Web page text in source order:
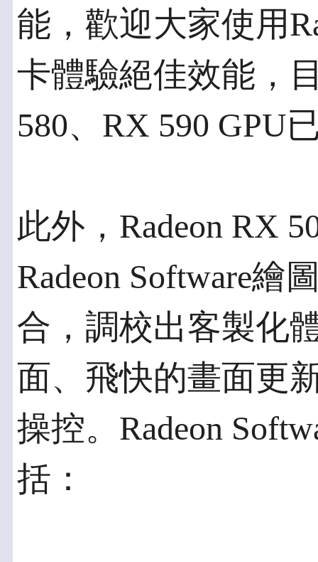
能，歡迎大家使用
卡體驗絕佳效能，
580、RX 590 GPU
此外，Radeon RX
Radeon Software繪
合，調校出客製化
面、飛快的畫面更
操控。Radeon
括：